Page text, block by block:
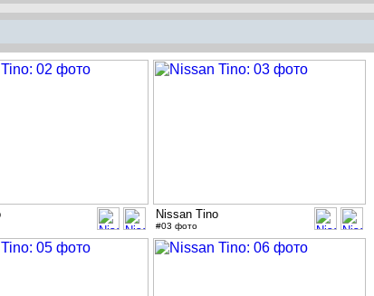
Nissan Tino
#03 фото